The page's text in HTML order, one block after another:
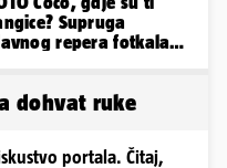
Supruga
repera fotkala
dohvat ruke
portala. Čitaj,